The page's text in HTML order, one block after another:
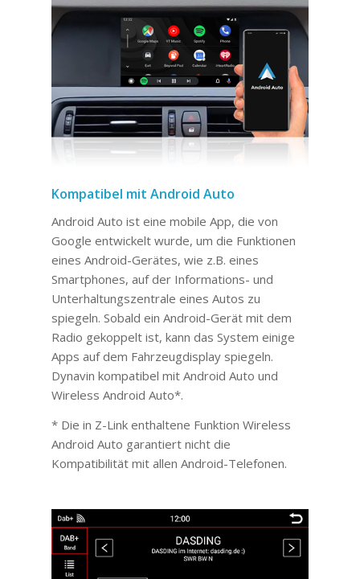
Kompatibel mit Android Auto
Android Auto ist eine mobile App, die von
Google entwickelt wurde, um die Funktionen
eines Android-Gerätes, wie z.B. eines
Smartphones, auf der Informations- und
Unterhaltungszentrale eines Autos zu
spiegeln. Sobald ein Android-Gerät mit dem
Radio gekoppelt ist, kann das System einige
Apps auf dem Fahrzeugdisplay spiegeln.
Dynavin kompatibel mit Android Auto und
Wireless Android Auto*.
* Die in Z-Link enthaltene Funktion Wireless
Android Auto garantiert nicht die
Kompatibilität mit allen Android-Telefonen.